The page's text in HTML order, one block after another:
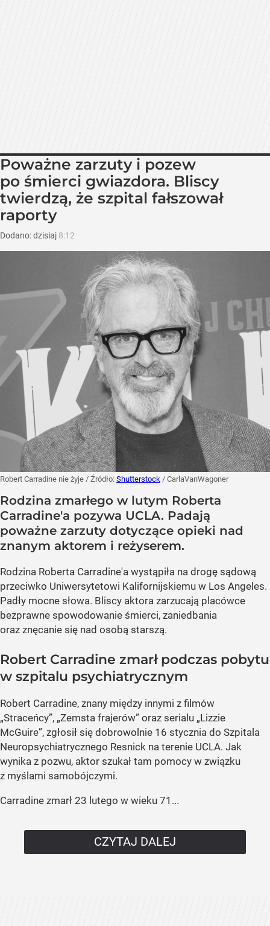
Poważne zarzuty i pozew
po śmierci gwiazdora. Bliscy
twierdzą, że szpital fałszował
raporty
Dodano:dzisiaj 8:12
Robert Carradine nie żyje / Źródło: Shutterstock / CarlaVanWagoner
Rodzina zmarłego w lutym Roberta
Carradine'a pozywa UCLA. Padają
poważne zarzuty dotyczące opieki nad
znanym aktorem i reżyserem.
Rodzina Roberta Carradine'a wystąpiła na drogę sądową
przeciwko Uniwersytetowi Kalifornijskiemu w Los Angeles.
Padły mocne słowa. Bliscy aktora zarzucają placówce
bezprawne spowodowanie śmierci, zaniedbania
oraz znęcanie się nad osobą starszą.
Robert Carradine zmarł podczas pobytu
w szpitalu psychiatrycznym
Robert Carradine, znany między innymi z filmów
„Straceńcy”, „Zemsta frajerów” oraz serialu „Lizzie
McGuire”, zgłosił się dobrowolnie 16 stycznia do Szpitala
Neuropsychiatrycznego Resnick na terenie UCLA. Jak
wynika z pozwu, aktor szukał tam pomocy w związku
z myślami samobójczymi.
Carradine zmarł 23 lutego w wieku 71...
CZYTAJ DALEJ